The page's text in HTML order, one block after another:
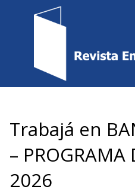
Trabajá en
– PROGRAMA
2026